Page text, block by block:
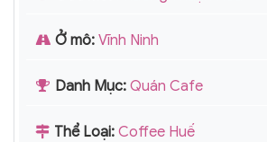
Ở mô: Vĩnh Ninh
Danh Mục: Quán Cafe
Thể Loại: Coffee Huế